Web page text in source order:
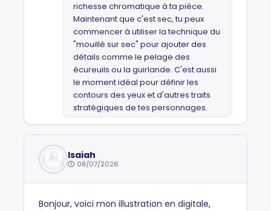
richesse chromatique à ta pièce.
Maintenant que c'est sec, tu peux
commencer à utiliser la technique du
"mouillé sur sec" pour ajouter des
détails comme le pelage des
écureuils ou la guirlande. C'est aussi
le moment idéal pour définir les
contours des yeux et d'autres traits
stratégiques de tes personnages.
Isaiah
08/07/2026
Bonjour, voici mon illustration en digitale,